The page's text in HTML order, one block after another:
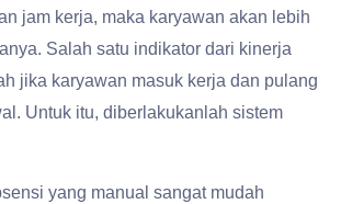
jam kerja, maka karyawan akan lebih
Salah satu indikator dari kinerja
jika karyawan masuk kerja dan pulang
Untuk itu, diberlakukanlah sistem
yang manual sangat mudah